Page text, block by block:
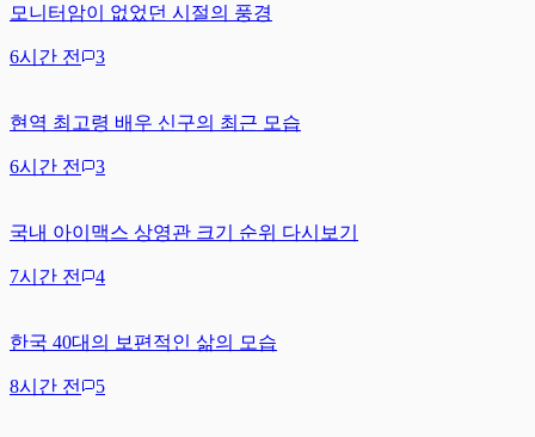
모니터암이 없었던 시절의 풍경
6시간 전 3
현역 최고령 배우 신구의 최근 모습
6시간 전 3
국내 아이맥스 상영관 크기 순위 다시보기
7시간 전 4
한국 40대의 보편적인 삶의 모습
8시간 전 5